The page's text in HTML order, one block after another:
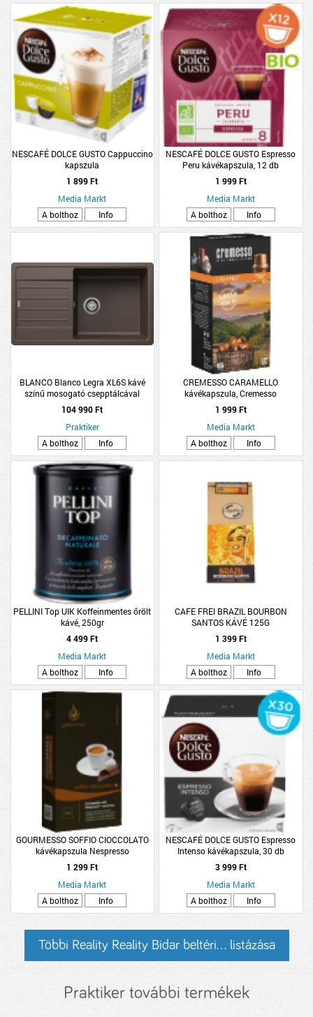
NESCAFÉ DOLCE GUSTO Cappuccino
kapszula
1 899 Ft
Media Markt
A bolthoz
Info
NESCAFÉ DOLCE GUSTO Espresso
Peru kávékapszula, 12 db
1 999 Ft
Media Markt
A bolthoz
Info
BLANCO Blanco Legra XL6S kávé
színű mosogató csepptálcával
104 990 Ft
Praktiker
A bolthoz
Info
CREMESSO CARAMELLO
kávékapszula, Cremesso
kávéfőzőhöz
1 999 Ft
Media Markt
A bolthoz
Info
PELLINI Top UIK Koffeinmentes őrölt
kávé, 250gr
4 499 Ft
Media Markt
A bolthoz
Info
CAFE FREI BRAZIL BOURBON
SANTOS KÁVÉ 125G
1 399 Ft
Media Markt
A bolthoz
Info
GOURMESSO SOFFIO CIOCCOLATO
kávékapszula Nespresso
kávéfőzőhöz, csokoládé ízű
1 299 Ft
Media Markt
A bolthoz
Info
NESCAFÉ DOLCE GUSTO Espresso
Intenso kávékapszula, 30 db
3 999 Ft
Media Markt
A bolthoz
Info
Többi Reality Reality Bidar beltéri... listázása
Praktiker további termékek